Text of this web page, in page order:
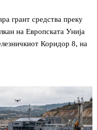
грант средства преку
на Европската Унија
Коридор 8, на